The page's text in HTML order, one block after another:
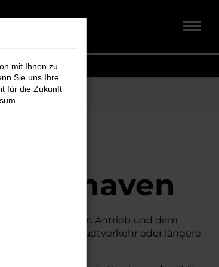
Cuxhaven
seinem effizienten Antrieb und dem
ob für den Stadtverkehr oder längere
mit Ihnen zu
Sie uns Ihre
für die Zukunft